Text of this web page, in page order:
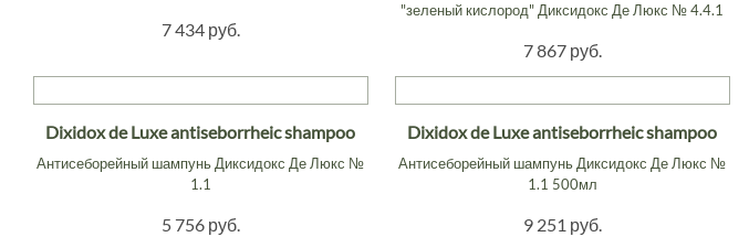
7 434 руб.
"зеленый кислород" Диксидокс Де Люкс № 4.4.1
7 867 руб.
Dixidox de Luxe antiseborrheic shampoo
Антисеборейный шампунь Диксидокс Де Люкс №
1.1
5 756 руб.
Dixidox de Luxe antiseborrheic shampoo
Антисеборейный шампунь Диксидокс Де Люкс №
1.1 500мл
9 251 руб.